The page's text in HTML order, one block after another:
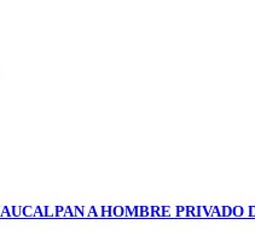
A HOMBRE PRIVADO